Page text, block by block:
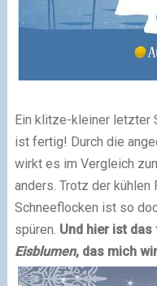
Ein klitze-kleiner letzter
ist fertig! Durch die
wirkt es im Vergleich
anders. Trotz der kühlen
Schneeflocken ist so
spüren. Und hier ist
Eisblumen, das mich